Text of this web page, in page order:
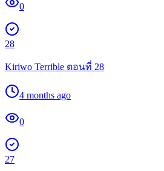
0
28
Kiriwo Terrible ตอนที่ 28
4 months ago
0
27